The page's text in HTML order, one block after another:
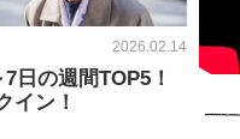
2026.02.14
日の週間TOP5！
イン！